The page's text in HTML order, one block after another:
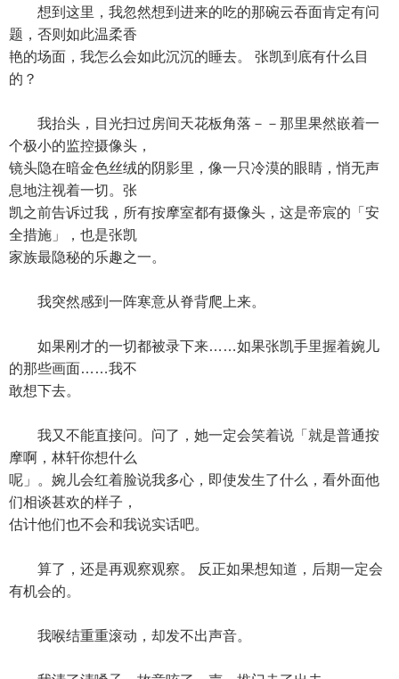
想到这里，我忽然想到进来的吃的那碗云吞面肯定有问
题，否则如此温柔香
艳的场面，我怎么会如此沉沉的睡去。 张凯到底有什么目
的？
我抬头，目光扫过房间天花板角落－－那里果然嵌着一
个极小的监控摄像头，
镜头隐在暗金色丝绒的阴影里，像一只冷漠的眼睛，悄无声
息地注视着一切。张
凯之前告诉过我，所有按摩室都有摄像头，这是帝宸的「安
全措施」，也是张凯
家族最隐秘的乐趣之一。
我突然感到一阵寒意从脊背爬上来。
如果刚才的一切都被录下来……如果张凯手里握着婉儿
的那些画面……我不
敢想下去。
我又不能直接问。问了，她一定会笑着说「就是普通按
摩啊，林轩你想什么
呢」。婉儿会红着脸说我多心，即使发生了什么，看外面他
们相谈甚欢的样子，
估计他们也不会和我说实话吧。
算了，还是再观察观察。 反正如果想知道，后期一定会
有机会的。
我喉结重重滚动，却发不出声音。